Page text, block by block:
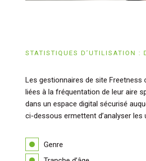
STATISTIQUES D’UTILISATION :
Les gestionnaires de site Freetness
liées à la fréquentation de leur aire
dans un espace digital sécurisé
ci-dessous ermettent d’analyser
Genre